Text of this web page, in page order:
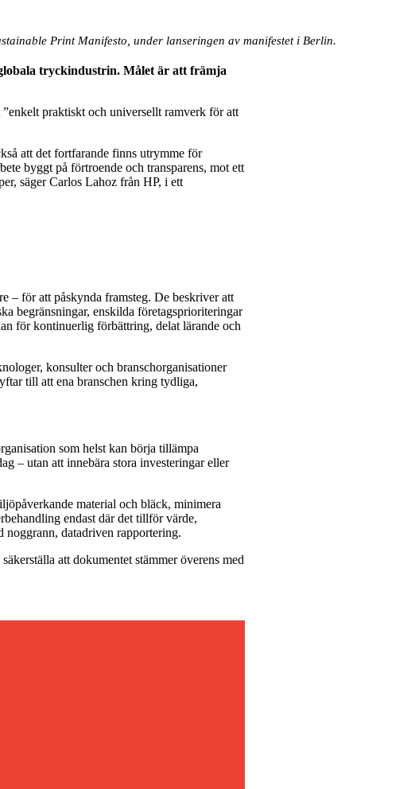
Print Manifesto, under lanseringen av manifestet i Berlin.
tryckindustrin. Målet är att främja
praktiskt och universellt ramverk för att
att det fortfarande finns utrymme för
byggt på förtroende och transparens, mot ett
säger Carlos Lahoz från HP, i ett
– för att påskynda framsteg. De beskriver att
begränsningar, enskilda företagsprioriteringar
för kontinuerlig förbättring, delat lärande och
konsulter och branschorganisationer
till att ena branschen kring tydliga,
som helst kan börja tillämpa
– utan att innebära stora investeringar eller
material och bläck, minimera
endast där det tillför värde,
noggrann, datadriven rapportering.
att dokumentet stämmer överens med